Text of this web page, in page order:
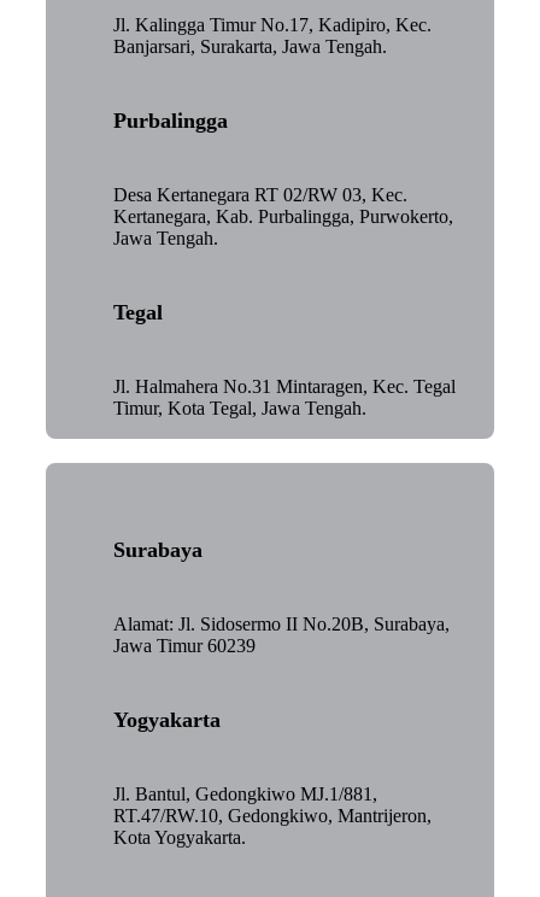
Jl. Kalingga Timur No.17, Kadipiro, Kec.
Banjarsari, Surakarta, Jawa Tengah.
Purbalingga
Desa Kertanegara RT 02/RW 03, Kec.
Kertanegara, Kab. Purbalingga, Purwokerto,
Jawa Tengah.
Tegal
Jl. Halmahera No.31 Mintaragen, Kec. Tegal
Timur, Kota Tegal, Jawa Tengah.
Surabaya
Alamat: Jl. Sidosermo II No.20B, Surabaya,
Jawa Timur 60239
Yogyakarta
Jl. Bantul, Gedongkiwo MJ.1/881,
RT.47/RW.10, Gedongkiwo, Mantrijeron,
Kota Yogyakarta.